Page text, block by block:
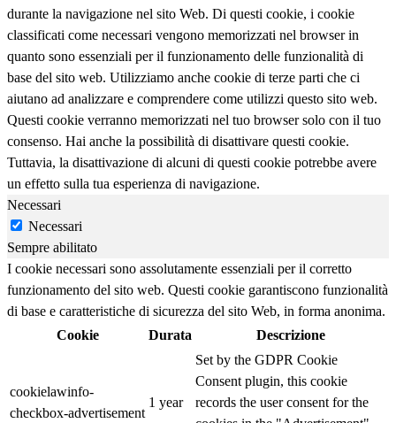
durante la navigazione nel sito Web. Di questi cookie, i cookie
classificati come necessari vengono memorizzati nel browser in
quanto sono essenziali per il funzionamento delle funzionalità di
base del sito web. Utilizziamo anche cookie di terze parti che ci
aiutano ad analizzare e comprendere come utilizzi questo sito web.
Questi cookie verranno memorizzati nel tuo browser solo con il tuo
consenso. Hai anche la possibilità di disattivare questi cookie.
Tuttavia, la disattivazione di alcuni di questi cookie potrebbe avere
un effetto sulla tua esperienza di navigazione.
Necessari
Necessari
Sempre abilitato
I cookie necessari sono assolutamente essenziali per il corretto
funzionamento del sito web. Questi cookie garantiscono funzionalità
di base e caratteristiche di sicurezza del sito Web, in forma anonima.
Cookie
Durata Descrizione
cookielawinfo-
checkbox-advertisement
1 year
Set by the GDPR Cookie
Consent plugin, this cookie
records the user consent for the